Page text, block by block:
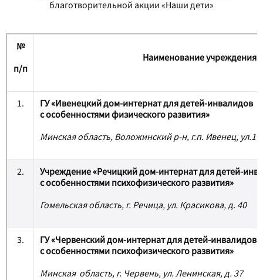
благотворительной акции «Наши дети»
№
п/п
Наименование учреждения
1.
ГУ «Ивенецкий дом-интернат для детей-инвалидов
с особенностями физического развития»
Минская область, Воложинский р-н, г.п. Ивенец, ул.17
2.
Учреждение «Речицкий дом-интернат для детей-
с особенностями психофизического развития»
Гомельская область, г. Речица, ул. Красикова, д. 40
3.
ГУ «Червенский дом-интернат для детей-инвалидов
с особенностями психофизического развития»
Минская область, г. Червень, ул. Ленинская, д. 37